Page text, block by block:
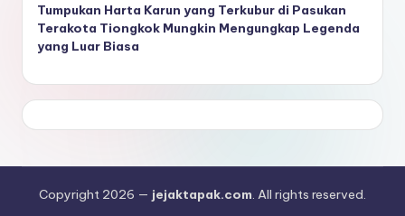
Tumpukan Harta Karun yang Terkubur di Pasukan
Terakota Tiongkok Mungkin Mengungkap Legenda
yang Luar Biasa
Copyright 2026 — jejaktapak.com. All rights reserved.